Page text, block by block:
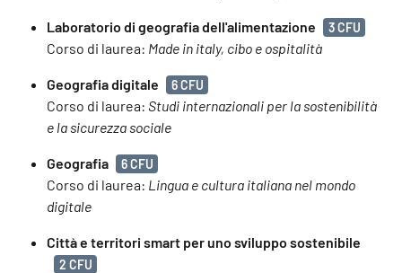
Laboratorio di geografia dell'alimentazione 3 CFU
Corso di laurea: Made in italy, cibo e ospitalità
Geografia digitale 6 CFU
Corso di laurea: Studi internazionali per la sostenibilità
e la sicurezza sociale
Geografia 6 CFU
Corso di laurea: Lingua e cultura italiana nel mondo
digitale
Città e territori smart per uno sviluppo sostenibile
2 CFU